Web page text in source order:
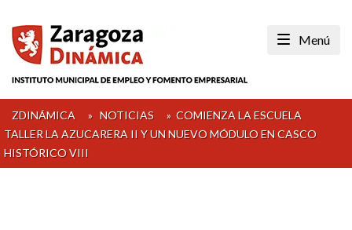
content
Menú
ZDINÁMICA » NOTICIAS » COMIENZA LA ESCUELA
TALLER LA AZUCARERA II Y UN NUEVO MÓDULO EN CASCO
HISTÓRICO VIII